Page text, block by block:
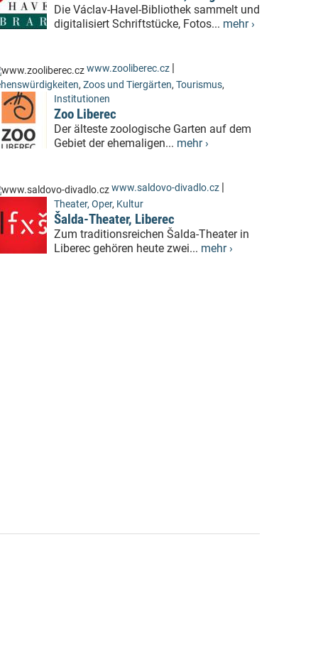
Die Václav-Havel-Bibliothek sammelt und
digitalisiert Schriftstücke, Fotos... mehr ›
www.zooliberec.cz |
, Zoos und Tiergärten, Tourismus,
Institutionen
Zoo Liberec
Der älteste zoologische Garten auf dem
Gebiet der ehemaligen... mehr ›
www.saldovo-divadlo.cz |
Theater, Oper, Kultur
Šalda-Theater, Liberec
Zum traditionsreichen Šalda-Theater in
Liberec gehören heute zwei... mehr ›